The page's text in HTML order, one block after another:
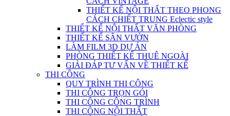
THIẾT KẾ NỘI THẤT THEO PHONG
CÁCH CHIẾT TRUNG Eclectic style
THIẾT KẾ NỘI THẤT VĂN PHÒNG
THIẾT KẾ SÂN VƯỜN
LÀM FILM 3D DỰ ÁN
PHÒNG THIẾT KẾ THUÊ NGOÀI
GIẢI ĐÁP TƯ VẤN VỀ THIẾT KẾ
THI CÔNG
QUY TRÌNH THI CÔNG
THI CÔNG TRỌN GÓI
THI CÔNG CÔNG TRÌNH
THI CÔNG NỘI THẤT